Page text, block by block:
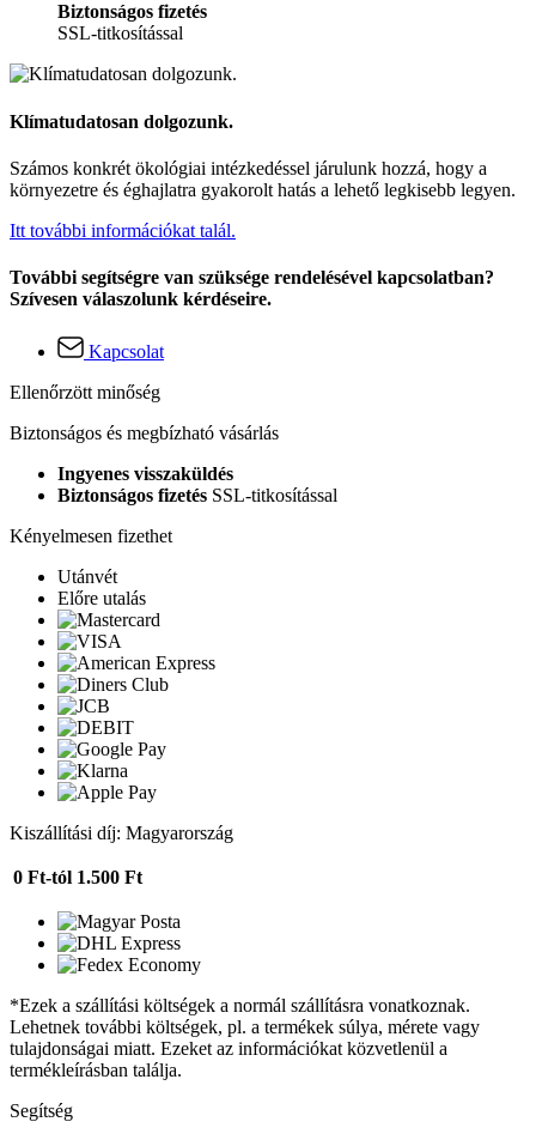
Biztonságos fizetés
SSL-titkosítással
Klímatudatosan dolgozunk.
Számos konkrét ökológiai intézkedéssel járulunk hozzá, hogy a
környezetre és éghajlatra gyakorolt hatás a lehető legkisebb legyen.
Itt további információkat talál.
További segítségre van szüksége rendelésével kapcsolatban?
Szívesen válaszolunk kérdéseire.
Kapcsolat
Ellenőrzött minőség
Biztonságos és megbízható vásárlás
Ingyenes visszaküldés
Biztonságos fizetés SSL-titkosítással
Kényelmesen fizethet
Utánvét
Előre utalás
Kiszállítási díj: Magyarország
0 Ft-tól 1.500 Ft
*Ezek a szállítási költségek a normál szállításra vonatkoznak.
Lehetnek további költségek, pl. a termékek súlya, mérete vagy
tulajdonságai miatt. Ezeket az információkat közvetlenül a
termékleírásban találja.
Segítség